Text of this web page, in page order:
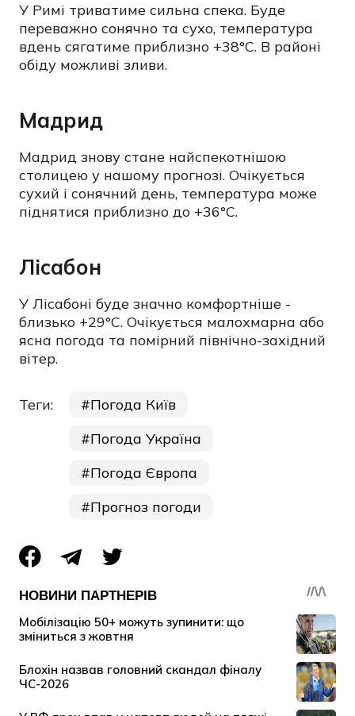
У Римі триватиме сильна спека. Буде
переважно сонячно та сухо, температура
вдень сягатиме приблизно +38°C. В районі
обіду можливі зливи.
Мадрид
Мадрид знову стане найспекотнішою
столицею у нашому прогнозі. Очікується
сухий і сонячний день, температура може
піднятися приблизно до +36°C.
Лісабон
У Лісабоні буде значно комфортніше -
близько +29°C. Очікується малохмарна або
ясна погода та помірний північно-західний
вітер.
Теги:
Погода Київ
Погода Україна
Погода Європа
Прогноз погоди